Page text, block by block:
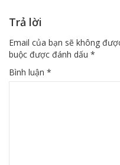
Trả lời
Email của bạn sẽ không
buộc được đánh dấu *
Bình luận *